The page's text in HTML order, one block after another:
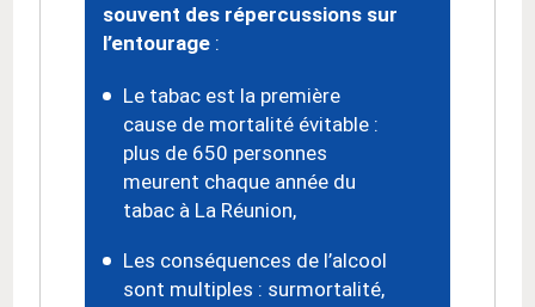
souvent des répercussions sur
l’entourage :
Le tabac est la première
cause de mortalité évitable :
plus de 650 personnes
meurent chaque année du
tabac à La Réunion,
Les conséquences de l’alcool
sont multiples : surmortalité,